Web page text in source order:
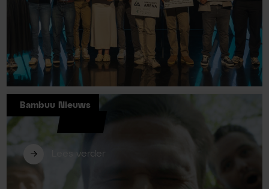
Bambuu opnieuw betrokken als
jurylid bij Innovators Arena 2026
Lees verder
Bambuu Nieuws